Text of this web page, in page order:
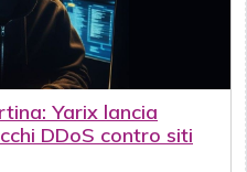
Yarix lancia
DDoS contro siti